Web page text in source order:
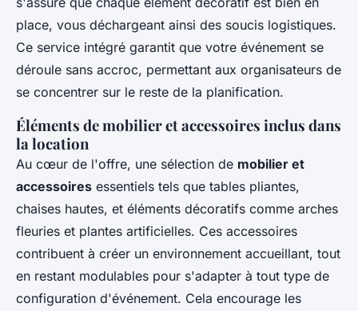
place, vous déchargeant ainsi des soucis logistiques.
Ce service intégré garantit que votre événement se
déroule sans accroc, permettant aux organisateurs de
se concentrer sur le reste de la planification.
Éléments de mobilier et accessoires inclus dans
la location
Au cœur de l'offre, une sélection de mobilier et
accessoires essentiels tels que tables pliantes,
chaises hautes, et éléments décoratifs comme arches
fleuries et plantes artificielles. Ces accessoires
contribuent à créer un environnement accueillant, tout
en restant modulables pour s'adapter à tout type de
configuration d'événement. Cela encourage les